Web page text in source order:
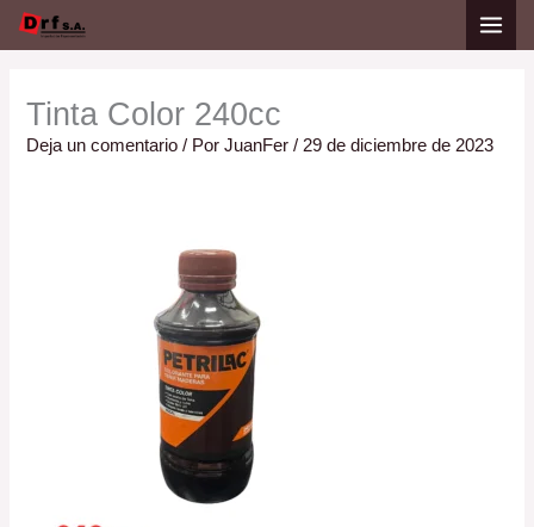
Tinta Color 240cc
Deja un comentario / PorJuanFer/29 de diciembre de 2023
electrónico*